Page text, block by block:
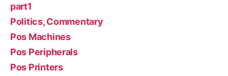
part1
Politics, Commentary
Pos Machines
Pos Peripherals
Pos Printers